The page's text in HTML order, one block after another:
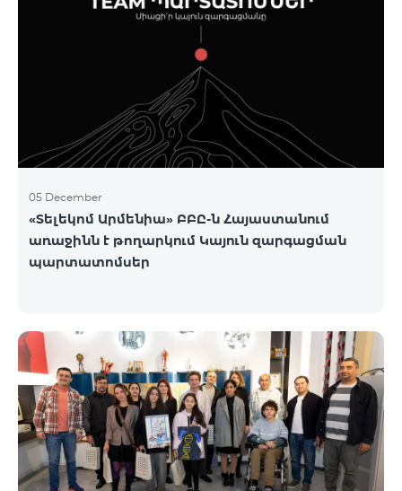
05 December
«Տելեկոմ Արմենիա» ԲԲԸ-ն Հայաստանում
առաջինն է թողարկում Կայուն զարգացման
պարտատոմսեր